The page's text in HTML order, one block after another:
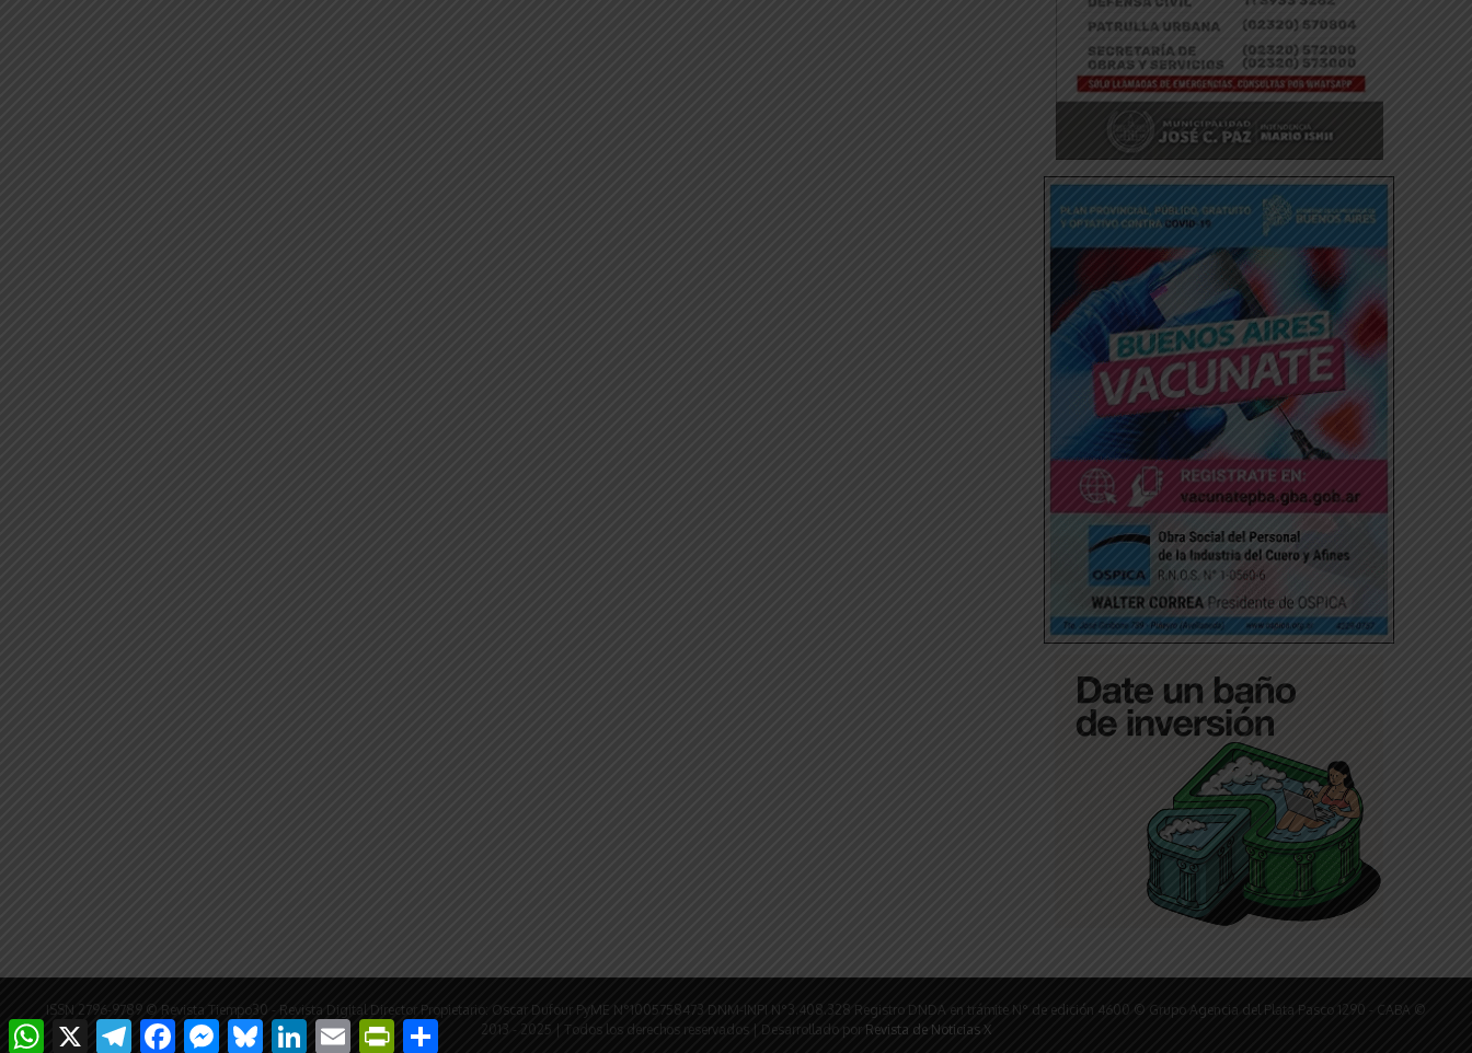
ISSN 2796-9789 © Revista Tiempo30 - Revista Digital Director Propietario: Oscar Dufour PyME N°1005758473 DNM-INPI N°3.408.328 Registro DNDA en trámite N° de edición 4600 © Grupo Agencia del Plata Pasco 1290 - CABA ©
2013 - 2025 | Todos los derechos reservados | Desarrollado por Revista de Noticias X
WhatsApp TelegramFacebookMessengerBlueskyLinkedInEmail PrintFriendlyCompartir